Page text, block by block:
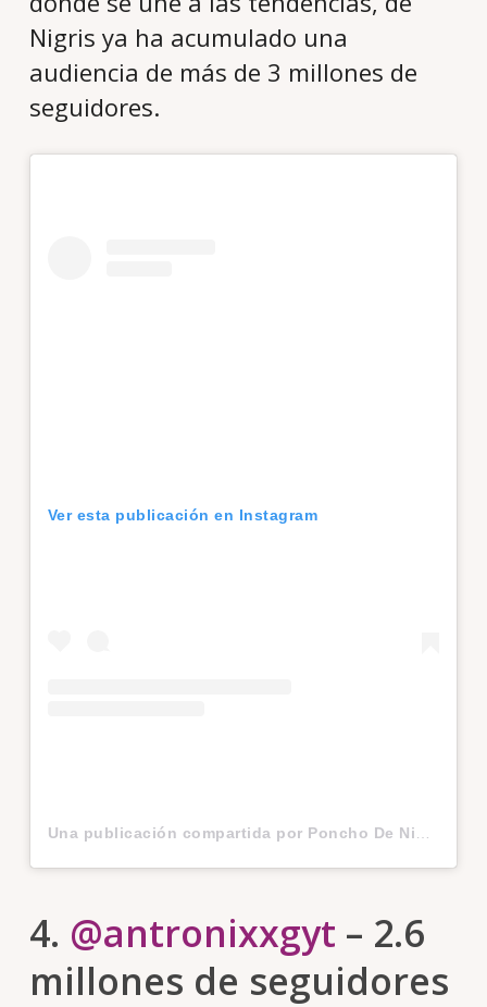
Nigris ya ha acumulado una
audiencia de más de 3 millones de
seguidores.
Ver esta publicación en Instagram
4. @antronixxgyt – 2.6
millones de seguidores